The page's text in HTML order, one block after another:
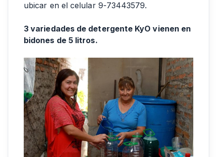
ubicar en el celular 9-73443579.
3 variedades de detergente KyO vienen en
bidones de 5 litros.